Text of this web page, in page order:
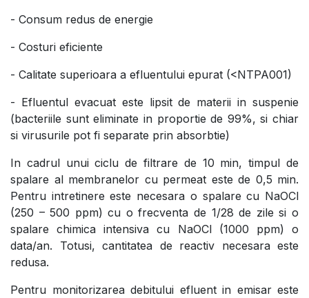
- Consum redus de energie
- Costuri eficiente
- Calitate superioara a efluentului epurat (<NTPA001)
- Efluentul evacuat este lipsit de materii in suspenie
(bacteriile sunt eliminate in proportie de 99%, si chiar
si virusurile pot fi separate prin absorbtie)
In cadrul unui ciclu de filtrare de 10 min, timpul de
spalare al membranelor cu permeat este de 0,5 min.
Pentru intretinere este necesara o spalare cu NaOCl
(250 – 500 ppm) cu o frecventa de 1/28 de zile si o
spalare chimica intensiva cu NaOCl (1000 ppm) o
data/an. Totusi, cantitatea de reactiv necesara este
redusa.
Pentru monitorizarea debitului efluent in emisar este